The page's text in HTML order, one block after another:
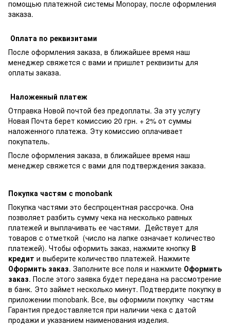
помощью платежной системы Monopay, после оформления
заказа.
Оплата по реквизитами
После оформления заказа, в ближайшее время наш
менеджер свяжется с вами и пришлет реквизиты для
оплаты заказа.
Наложенный платеж
Отправка Новой почтой без предоплаты. За эту услугу
Новая Почта берет комиссию 20 грн. + 2% от суммы
наложенного платежа. Эту комиссию оплачивает
покупатель.
После оформления заказа, в ближайшее время наш
менеджер свяжется с вами для подтверждения заказа.
Покупка частям с monobank
Покупка частями это беспроцентная рассрочка. Она
позволяет разбить сумму чека на несколько равных
платежей и выплачивать ее частями. Действует для
товаров с отметкой (число на лапке означает количество
платежей). Чтобы оформить заказ, нажмите кнопку В
кредит и выберите количество платежей. Нажмите
Оформить заказ. Заполните все поля и нажмите Оформить
заказ. После этого заявка будет передана на рассмотрение
в банк. Это займет несколько минут. Подтвердите покупку в
приложении monobank. Все, вы оформили покупку частям
Гарантия предоставляется при наличии чека с датой
продажи и указанием наименования изделия.